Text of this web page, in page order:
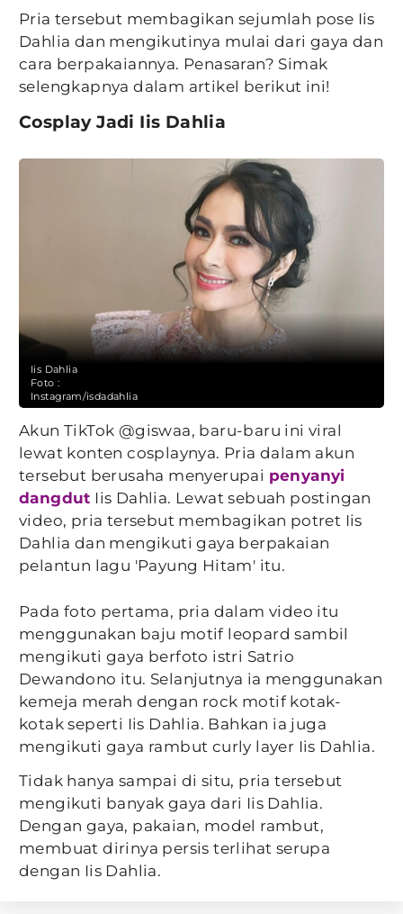
Pria tersebut membagikan sejumlah pose Iis
Dahlia dan mengikutinya mulai dari gaya dan
cara berpakaiannya. Penasaran? Simak
selengkapnya dalam artikel berikut ini!
Cosplay Jadi Iis Dahlia
Iis Dahlia
Foto :
Instagram/isdadahlia
Akun TikTok @giswaa, baru-baru ini viral
lewat konten cosplaynya. Pria dalam akun
tersebut berusaha menyerupai penyanyi
dangdut Iis Dahlia. Lewat sebuah postingan
video, pria tersebut membagikan potret Iis
Dahlia dan mengikuti gaya berpakaian
pelantun lagu 'Payung Hitam' itu.
Pada foto pertama, pria dalam video itu
menggunakan baju motif leopard sambil
mengikuti gaya berfoto istri Satrio
Dewandono itu. Selanjutnya ia menggunakan
kemeja merah dengan rock motif kotak-
kotak seperti Iis Dahlia. Bahkan ia juga
mengikuti gaya rambut curly layer Iis Dahlia.
Tidak hanya sampai di situ, pria tersebut
mengikuti banyak gaya dari Iis Dahlia.
Dengan gaya, pakaian, model rambut,
membuat dirinya persis terlihat serupa
dengan Iis Dahlia.